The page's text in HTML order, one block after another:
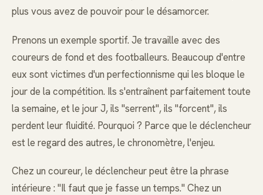
plus vous avez de pouvoir pour le désamorcer.
Prenons un exemple sportif. Je travaille avec des
coureurs de fond et des footballeurs. Beaucoup d'entre
eux sont victimes d'un perfectionnisme qui les bloque le
jour de la compétition. Ils s'entraînent parfaitement toute
la semaine, et le jour J, ils "serrent", ils "forcent", ils
perdent leur fluidité. Pourquoi ? Parce que le déclencheur
est le regard des autres, le chronomètre, l'enjeu.
Chez un coureur, le déclencheur peut être la phrase
intérieure : "Il faut que je fasse un temps." Chez un